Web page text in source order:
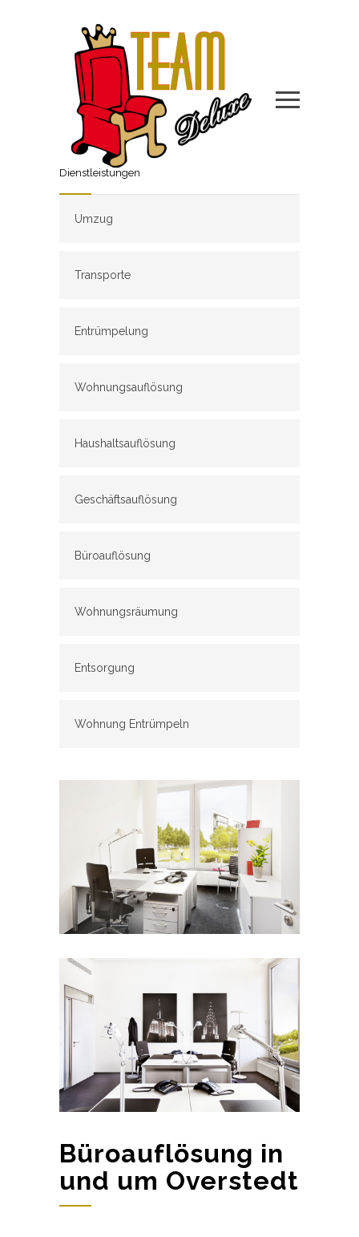
Dienstleistungen
Umzug
Transporte
Entrümpelung
Wohnungsauflösung
Haushaltsauflösung
Geschäftsauflösung
Büroauflösung
Wohnungsräumung
Entsorgung
Wohnung Entrümpeln
Büroauflösung in
und um Overstedt